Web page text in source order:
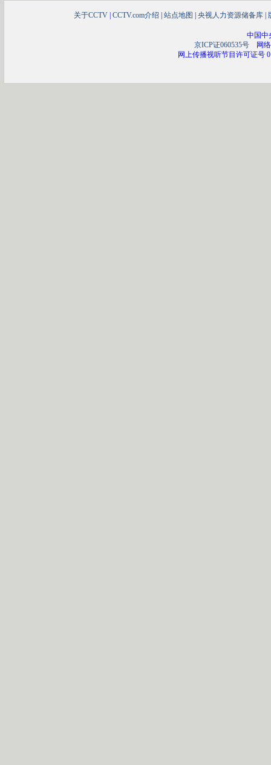
关于CCTV CCTV.com介绍 站点地图 央视人力资源储备库
中国中
京ICP证060535号网络
网上传播视听节目许可证号